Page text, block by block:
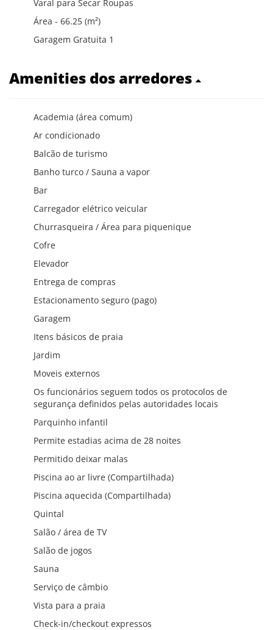
Varal para Secar Roupas
Área - 66.25 (m²)
Garagem Gratuita 1
Amenities dos arredores
Academia (área comum)
Ar condicionado
Balcão de turismo
Banho turco / Sauna a vapor
Bar
Carregador elétrico veicular
Churrasqueira / Área para piquenique
Cofre
Elevador
Entrega de compras
Estacionamento seguro (pago)
Garagem
Itens básicos de praia
Jardim
Moveis externos
Os funcionários seguem todos os protocolos de
segurança definidos pelas autoridades locais
Parquinho infantil
Permite estadias acima de 28 noites
Permitido deixar malas
Piscina ao ar livre (Compartilhada)
Piscina aquecida (Compartilhada)
Quintal
Salão / área de TV
Salão de jogos
Sauna
Serviço de câmbio
Vista para a praia
Check-in/checkout expressos